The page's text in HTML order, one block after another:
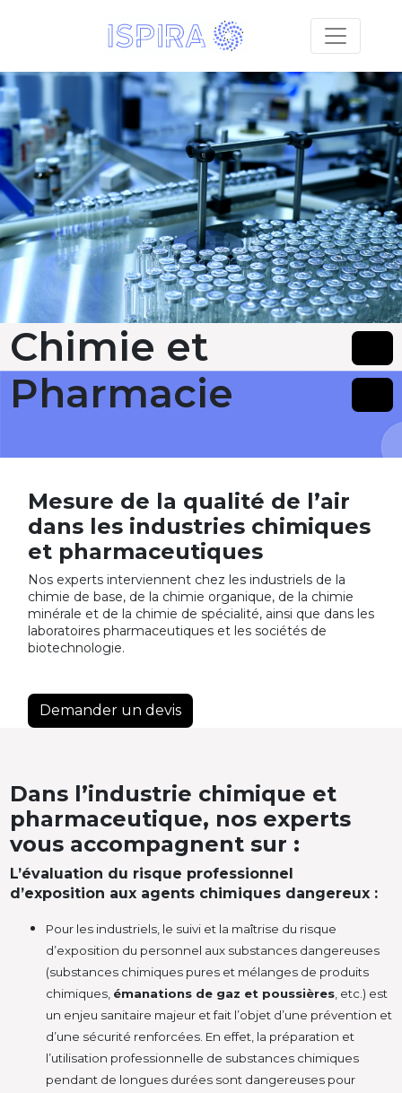
Chimie et
Pharmacie
Mesure de la qualité de l’air
dans les industries chimiques
et pharmaceutiques
Nos experts interviennent chez les industriels de la
chimie de base, de la chimie organique, de la chimie
minérale et de la chimie de spécialité, ainsi que dans les
laboratoires pharmaceutiques et les sociétés de
biotechnologie.
Demander un devis
Dans l’industrie chimique et
pharmaceutique, nos experts
vous accompagnent sur :
L’évaluation du risque professionnel
d’exposition aux agents chimiques dangereux :
Pour les industriels, le suivi et la maîtrise du risque
d’exposition du personnel aux substances dangereuses
(substances chimiques pures et mélanges de produits
chimiques, émanations de gaz et poussières , etc.) est
un enjeu sanitaire majeur et fait l’objet d’une prévention et
d’une sécurité renforcées. En effet, la préparation et
l’utilisation professionnelle de substances chimiques
pendant de longues durées sont dangereuses pour